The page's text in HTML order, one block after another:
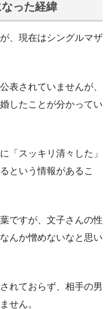
った経緯
、現在はシングルマザ
表されていませんが、
したことが分かってい
「スッキリ清々した」
という情報があるこ
ですが、文子さんの性
んか憎めないなと思い
れておらず、相手の男
せん。